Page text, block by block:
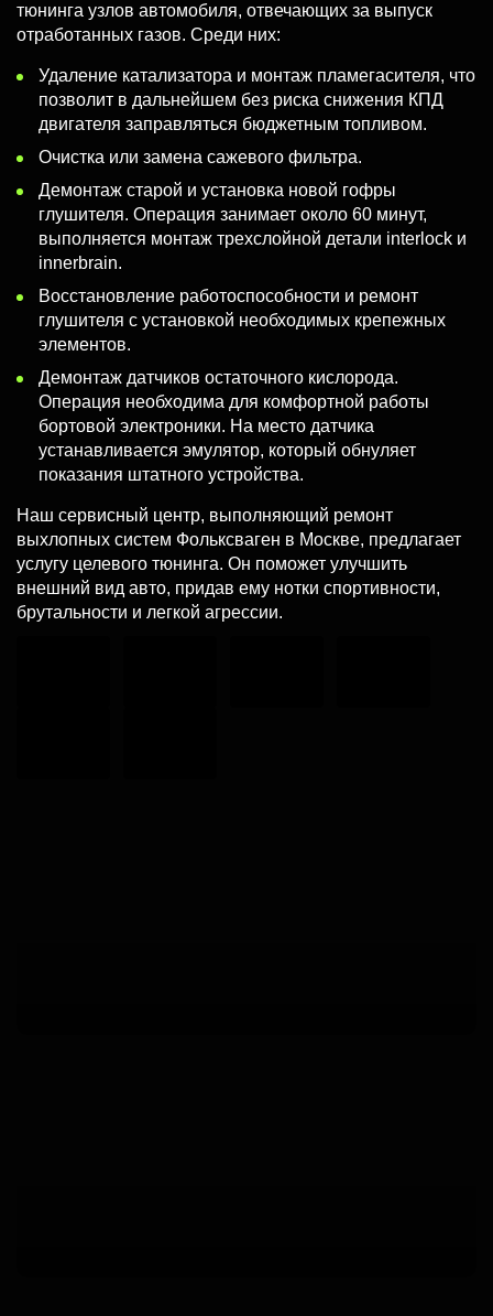
тюнинга узлов автомобиля, отвечающих за выпуск
отработанных газов. Среди них:
Удаление катализатора и монтаж пламегасителя, что
позволит в дальнейшем без риска снижения КПД
двигателя заправляться бюджетным топливом.
Очистка или замена сажевого фильтра.
Демонтаж старой и установка новой гофры
глушителя. Операция занимает около 60 минут,
выполняется монтаж трехслойной детали interlock и
innerbrain.
Восстановление работоспособности и ремонт
глушителя с установкой необходимых крепежных
элементов.
Демонтаж датчиков остаточного кислорода.
Операция необходима для комфортной работы
бортовой электроники. На место датчика
устанавливается эмулятор, который обнуляет
показания штатного устройства.
Наш сервисный центр, выполняющий ремонт
выхлопных систем Фольксваген в Москве, предлагает
услугу целевого тюнинга. Он поможет улучшить
внешний вид авто, придав ему нотки спортивности,
брутальности и легкой агрессии.